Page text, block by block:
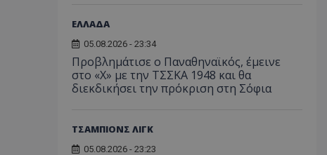
ΕΛΛΑΔΑ
05.08.2026 - 23:34
Προβλημάτισε ο Παναθηναϊκός, έμεινε
στο «Χ» με την ΤΣΣΚΑ 1948 και θα
διεκδικήσει την πρόκριση στη Σόφια
ΤΣΑΜΠΙΟΝΣ ΛΙΓΚ
05.08.2026 - 23:23